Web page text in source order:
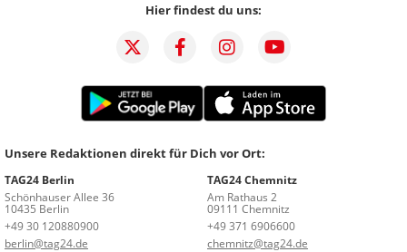
Hier findest du uns:
Unsere Redaktionen direkt für Dich vor Ort:
TAG24 Berlin
Schönhauser Allee 36
10435 Berlin
+49 30 120880900
berlin@tag24.de
TAG24 Chemnitz
Am Rathaus 2
09111 Chemnitz
+49 371 6906600
chemnitz@tag24.de